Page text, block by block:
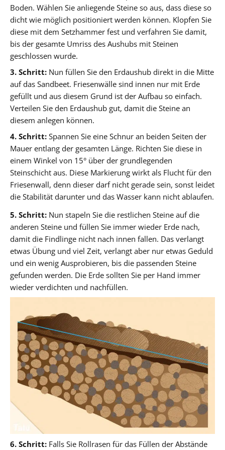
Boden. Wählen Sie anliegende Steine so aus, dass diese so
dicht wie möglich positioniert werden können. Klopfen Sie
diese mit dem Setzhammer fest und verfahren Sie damit,
bis der gesamte Umriss des Aushubs mit Steinen
geschlossen wurde.
3. Schritt: Nun füllen Sie den Erdaushub direkt in die Mitte
auf das Sandbeet. Friesenwälle sind innen nur mit Erde
gefüllt und aus diesem Grund ist der Aufbau so einfach.
Verteilen Sie den Erdaushub gut, damit die Steine an
diesem anlegen können.
4. Schritt: Spannen Sie eine Schnur an beiden Seiten der
Mauer entlang der gesamten Länge. Richten Sie diese in
einem Winkel von 15° über der grundlegenden
Steinschicht aus. Diese Markierung wirkt als Flucht für den
Friesenwall, denn dieser darf nicht gerade sein, sonst leidet
die Stabilität darunter und das Wasser kann nicht ablaufen.
5. Schritt: Nun stapeln Sie die restlichen Steine auf die
anderen Steine und füllen Sie immer wieder Erde nach,
damit die Findlinge nicht nach innen fallen. Das verlangt
etwas Übung und viel Zeit, verlangt aber nur etwas Geduld
und ein wenig Ausprobieren, bis die passenden Steine
gefunden werden. Die Erde sollten Sie per Hand immer
wieder verdichten und nachfüllen.
6. Schritt: Falls Sie Rollrasen für das Füllen der Abstände